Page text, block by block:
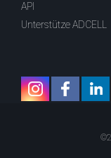
API
Unterstütze ADCELL